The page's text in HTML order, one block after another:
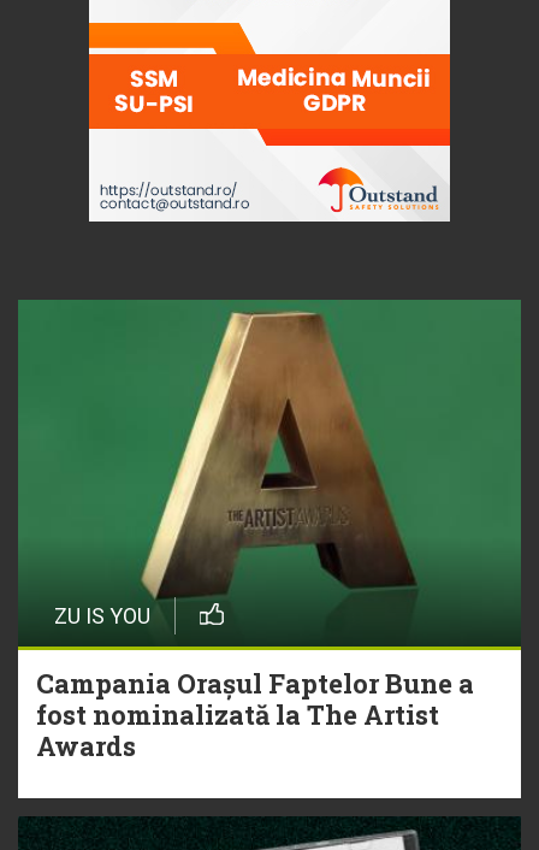
ZU IS YOU
Campania Orașul Faptelor Bune a
fost nominalizată la The Artist
Awards